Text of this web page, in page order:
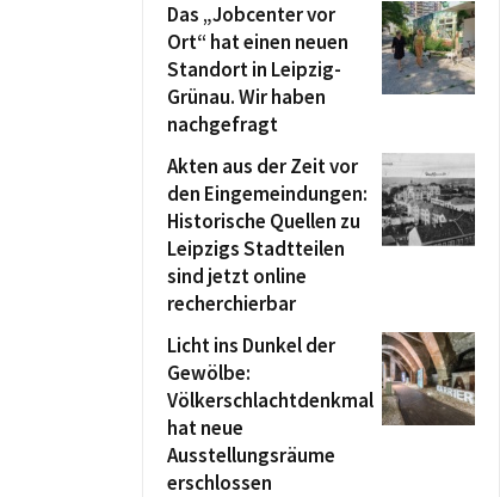
Das „Jobcenter vor
Ort“ hat einen neuen
Standort in Leipzig-
Grünau. Wir haben
nachgefragt
Akten aus der Zeit vor
den Eingemeindungen:
Historische Quellen zu
Leipzigs Stadtteilen
sind jetzt online
recherchierbar
Licht ins Dunkel der
Gewölbe:
Völkerschlachtdenkmal
hat neue
Ausstellungsräume
erschlossen